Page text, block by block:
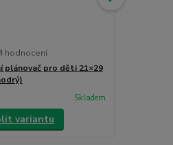
hodnocení
plánovač pro děti 21×29
Skladem
variantu